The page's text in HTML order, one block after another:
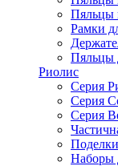
Пяльцы
Рамки
Пяльцы
Риолис
Серия
Серия
Серия
Наборы